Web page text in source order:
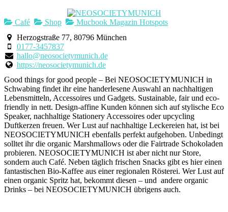
Café Shop
Mucbook Magazin Hotspots
Herzogstraße 77, 80796 München
0177-3457837
hallo@neosocietymunich.de
https://neosocietymunich.de
Good things for good people – Bei NEOSOCIETYMUNICH in
Schwabing findet ihr eine handerlesene Auswahl an nachhaltigen
Lebensmitteln, Accessoires und Gadgets. Sustainable, fair und eco-
friendly in nett. Design-affine Kunden können sich auf stylische Eco
Speaker, nachhaltige Stationery Accessoires oder upcycling
Duftkerzen freuen. Wer Lust auf nachhaltige Leckereien hat, ist bei
NEOSOCIETYMUNICH ebenfalls perfekt aufgehoben. Unbedingt
solltet ihr die organic Marshmallows oder die Fairtrade Schokoladen
probieren. NEOSOCIETYMUNICH ist aber nicht nur Store,
sondern auch Café. Neben täglich frischen Snacks gibt es hier einen
fantastischen Bio-Kaffee aus einer regionalen Rösterei. Wer Lust auf
einen organic Spritz hat, bekommt diesen – und andere organic
Drinks – bei NEOSOCIETYMUNICH übrigens auch.